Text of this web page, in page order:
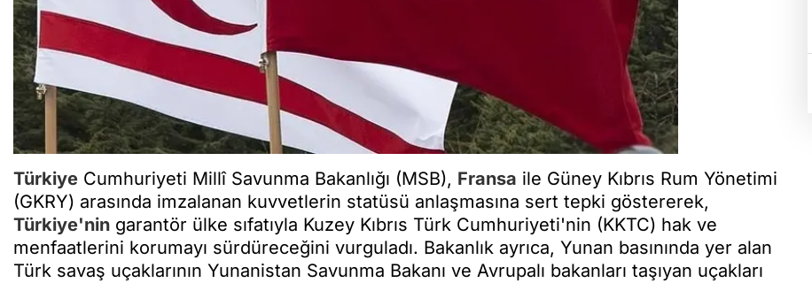
Türkiye Cumhuriyeti Millî Savunma Bakanlığı (MSB), Fransa ile Güney Kıbrıs Rum Yönetimi
(GKRY) arasında imzalanan kuvvetlerin statüsü anlaşmasına sert tepki göstererek,
Türkiye'nin garantör ülke sıfatıyla Kuzey Kıbrıs Türk Cumhuriyeti'nin (KKTC) hak ve
menfaatlerini korumayı sürdüreceğini vurguladı. Bakanlık ayrıca, Yunan basınında yer alan
Türk savaş uçaklarının Yunanistan Savunma Bakanı ve Avrupalı bakanları taşıyan uçakları